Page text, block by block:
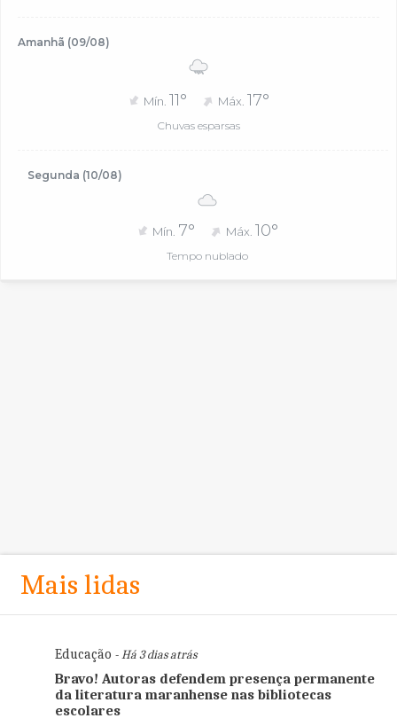
Amanhã (09/08)
Mín. 11° Máx. 17°
Chuvas esparsas
Segunda (10/08)
Mín. 7° Máx. 10°
Tempo nublado
Mais lidas
Educação - Há 3 dias atrás
Bravo! Autoras defendem presença permanente
da literatura maranhense nas bibliotecas
escolares